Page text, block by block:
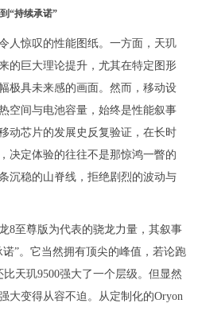
“持续承诺”
人惊叹的性能图纸。一方面，天玑
的巨大理论提升，尤其在特定图形
极具未来感的画面。然而，移动设
间与电池容量，始终是性能叙事
动芯片的发展史反复验证，在长时
决定体验的往往不是那惊鸿一瞥的
沉稳的山脊线，拒绝剧烈的波动与
8至尊版为代表的骁龙力量，其叙事
”。它当然拥有顶尖的峰值，若论跑
天玑9500强大了一个层级。但显然
大变得从容不迫。从定制化的Oryon